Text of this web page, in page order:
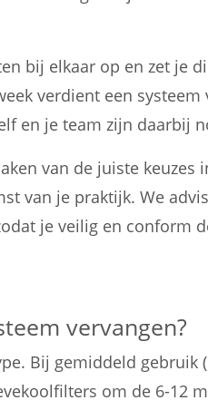
bij elkaar op en zet je
verdient een
en je team zijn daarbij
van de juiste keuzes
van je praktijk. We
je veilig en conform
vervangen?
Bij gemiddeld gebruik
om de 6-12